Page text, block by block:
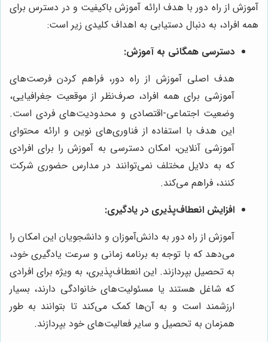
آموزش از راه دور با هدف ارائه آموزش باکیفیت و در دسترس برای
همه افراد، به دنبال دستیابی به اهداف کلیدی زیر است:
دسترسی همگانی به آموزش:
هدف اصلی آموزش از راه دور، فراهم کردن فرصت‌های
آموزشی برای همه افراد، صرف‌نظر از موقعیت جغرافیایی،
وضعیت اجتماعی-اقتصادی و محدودیت‌های فردی است.
این هدف با استفاده از فناوری‌های نوین و ارائه محتوای
آموزشی آنلاین، امکان دسترسی به آموزش را برای افرادی
که به دلایل مختلف نمی‌توانند در مدارس حضوری شرکت
کنند، فراهم می‌کند.
افزایش انعطاف‌پذیری در یادگیری:
آموزش از راه دور به دانش‌آموزان و دانشجویان این امکان را
می‌دهد که با توجه به برنامه زمانی و سرعت یادگیری خود،
به تحصیل بپردازند. این انعطاف‌پذیری، به ویژه برای افرادی
که شاغل هستند یا مسئولیت‌های خانوادگی دارند، بسیار
ارزشمند است و به آن‌ها کمک می‌کند تا بتوانند به طور
همزمان به تحصیل و سایر فعالیت‌های خود بپردازند.